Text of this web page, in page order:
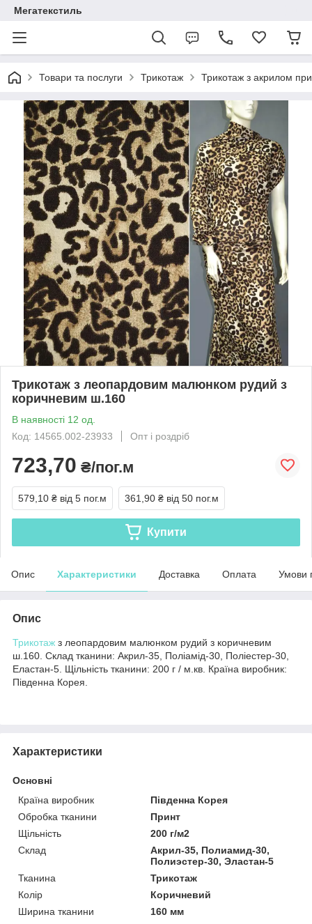
Мегатекстиль
Товари та послуги Трикотаж Трикотаж з акрилом
Трикотаж з леопардовим малюнком рудий з
коричневим ш.160
В наявності 12 од.
Код: 14565.002-23933
Опт і роздріб
723,70 ₴/пог.м
579,10 ₴ від 5 пог.м 361,90 ₴ від 50 пог.м
Купити
Опис Характеристики Доставка Оплата Умови
Опис
Трикотаж з леопардовим малюнком рудий з коричневим
ш.160. Склад тканини: Акрил-35, Поліамід-30, Поліестер-30,
Еластан-5. Щільність тканини: 200 г / м.кв. Країна виробник:
Південна Корея.
Характеристики
Основні
Країна виробник
Південна Корея
Обробка тканини
Принт
Щільність
200 г/м2
Склад
Акрил-35, Полиамид-30,
Полиэстер-30, Эластан-5
Тканина
Трикотаж
Колір
Коричневий
Ширина тканини
160 мм